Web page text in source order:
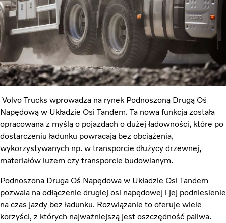
Volvo Trucks wprowadza na rynek Podnoszoną Drugą Oś
Napędową w Układzie Osi Tandem. Ta nowa funkcja została
opracowana z myślą o pojazdach o dużej ładowności, które po
dostarczeniu ładunku powracają bez obciążenia,
wykorzystywanych np. w transporcie dłużycy drzewnej,
materiałów luzem czy transporcie budowlanym.
Podnoszona Druga Oś Napędowa w Układzie Osi Tandem
pozwala na odłączenie drugiej osi napędowej i jej podniesienie
na czas jazdy bez ładunku. Rozwiązanie to oferuje wiele
korzyści, z których najważniejszą jest oszczędność paliwa.